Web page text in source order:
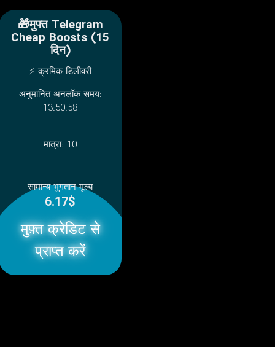
🎁मुफ्त Telegram
Cheap Boosts (15
दिन)
⚡ क्रमिक डिलीवरी
अनुमानित अनलॉक समय:
13:50:58
मात्रा: 10
सामान्य भुगतान मूल्य
6.17$
मुफ़्त क्रेडिट से
प्राप्त करें